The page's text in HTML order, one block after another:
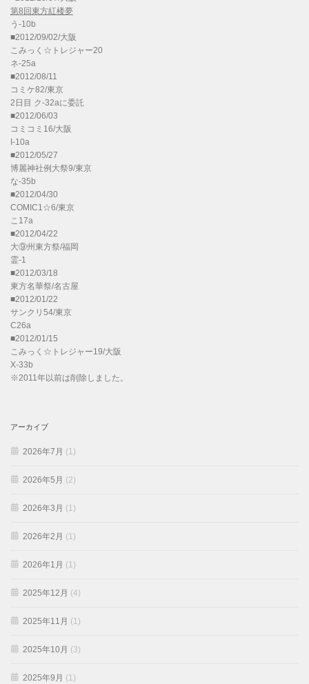
第8回東方紅楼夢
う-10b
■2012/09/02/大阪
こみっく☆トレジャー20
ネ-25a
■2012/08/11
コミケ82/東京
2日目 ク-32aに委託
■2012/06/03
コミコミ16/大阪
I-10a
■2012/05/27
博麗神社例大祭9/東京
な-35b
■2012/04/30
COMIC1☆6/東京
こ17a
■2012/04/22
大⑨州東方祭/福岡
霊-1
■2012/03/18
東方名華祭/名古屋
■2012/01/22
サンクリ54/東京
C26a
■2012/01/15
こみっく☆トレジャー19/大阪
X-33b
※2011年以前は削除しました。
アーカイブ
2026年7月 (1)
2026年5月 (2)
2026年3月 (1)
2026年2月 (1)
2026年1月 (1)
2025年12月 (4)
2025年11月 (1)
2025年10月 (3)
2025年9月 (1)